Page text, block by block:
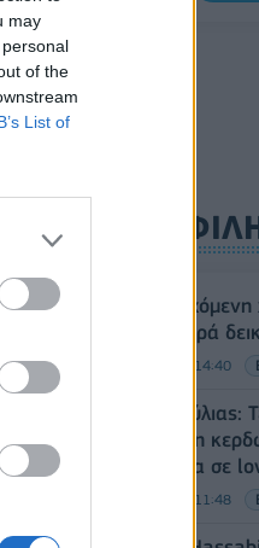
may
of the
List of
18η
διεθνή σειρά
06/08/2026 - 14:40
Β.Σ. Καρούλιας:
και αύξηση
στοιχήματα σε
06/08/2026 - 11:48